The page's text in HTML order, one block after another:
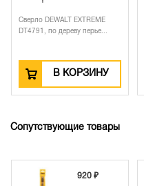
Сверло DEWALT EXTREME
DT4791, по дереву перье...
В КОРЗИНУ
Сопутствующие товары
920 ₽